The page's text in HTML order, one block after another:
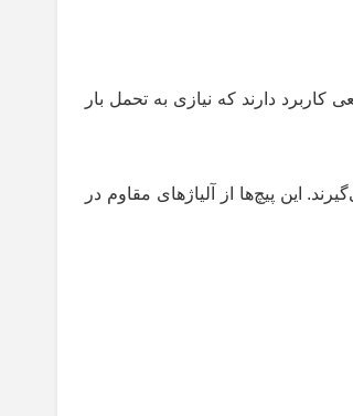
دارند که نیازی به تحمل بار
این پیچ‌ها از آلیاژهای مقاوم در